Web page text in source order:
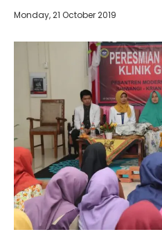
Monday, 21 October 2019